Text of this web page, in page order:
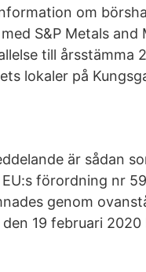
om
S&P Metals and
till årsstämma
lokaler på
är sådan
förordning nr
genom
19 februari 2020